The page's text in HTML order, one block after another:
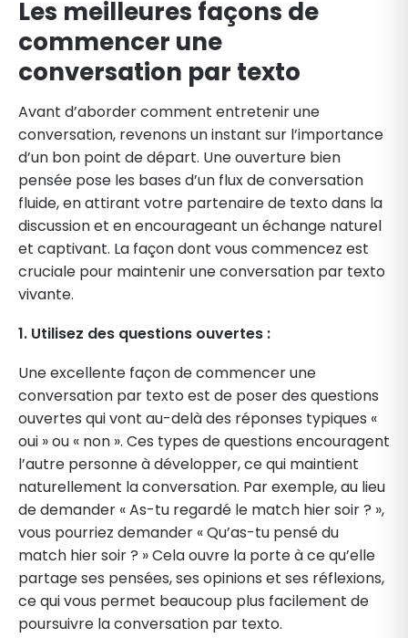
Les meilleures façons de
commencer une
conversation par texto
Avant d’aborder comment entretenir une
conversation, revenons un instant sur l’importance
d’un bon point de départ. Une ouverture bien
pensée pose les bases d’un flux de conversation
fluide, en attirant votre partenaire de texto dans la
discussion et en encourageant un échange naturel
et captivant. La façon dont vous commencez est
cruciale pour maintenir une conversation par texto
vivante.
1. Utilisez des questions ouvertes :
Une excellente façon de commencer une
conversation par texto est de poser des questions
ouvertes qui vont au-delà des réponses typiques «
oui » ou « non ». Ces types de questions encouragent
l’autre personne à développer, ce qui maintient
naturellement la conversation. Par exemple, au lieu
de demander « As-tu regardé le match hier soir ? »,
vous pourriez demander « Qu’as-tu pensé du
match hier soir ? » Cela ouvre la porte à ce qu’elle
partage ses pensées, ses opinions et ses réflexions,
ce qui vous permet beaucoup plus facilement de
poursuivre la conversation par texto.